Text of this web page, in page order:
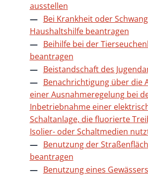
ausstellen
Bei Krankheit oder
Haushaltshilfe beantragen
Beihilfe bei der
beantragen
Beistandschaft des
Benachrichtigung über die
einer Ausnahmeregelung bei
Inbetriebnahme einer
Schaltanlage, die fluorierte
Isolier- oder Schaltmedien
Benutzung der
beantragen
Benutzung eines